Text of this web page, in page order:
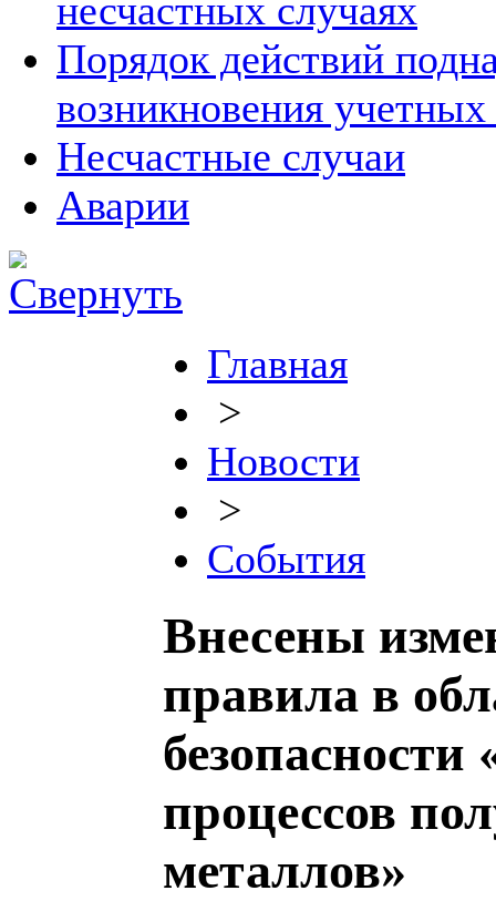
несчастных случаях
Порядок действий
возникновения
Несчастные случаи
Аварии
Главная
>
Новости
>
События
Внесены
правила в
безопасности
процессов
металлов»